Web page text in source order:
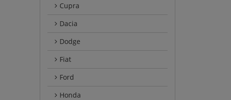
Cupra
Dacia
Dodge
Fiat
Ford
Honda